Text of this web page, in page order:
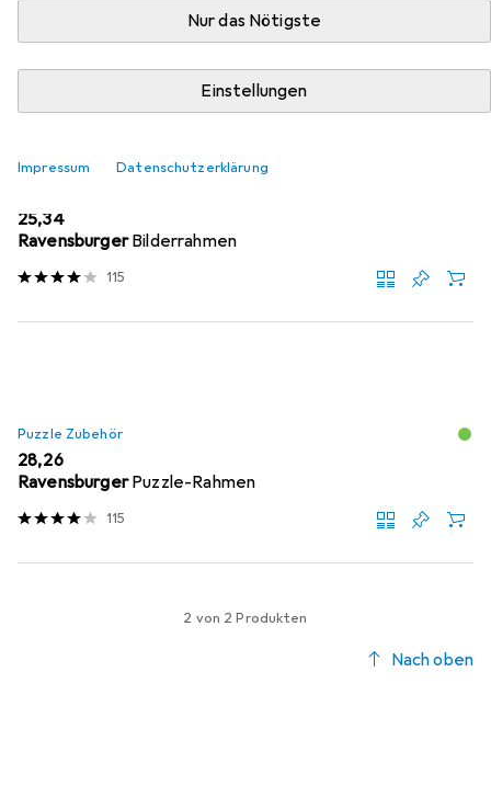
Nur das Nötigste
Einstellungen
Impressum Datenschutzerklärung
Lovers aus der Kategorie Puzzle Zubehör.
EUR
25,34
Ravensburger Bilderrahmen
115
Puzzle Zubehör
EUR
28,26
Ravensburger Puzzle-Rahmen
115
2 von 2 Produkten
Nach oben